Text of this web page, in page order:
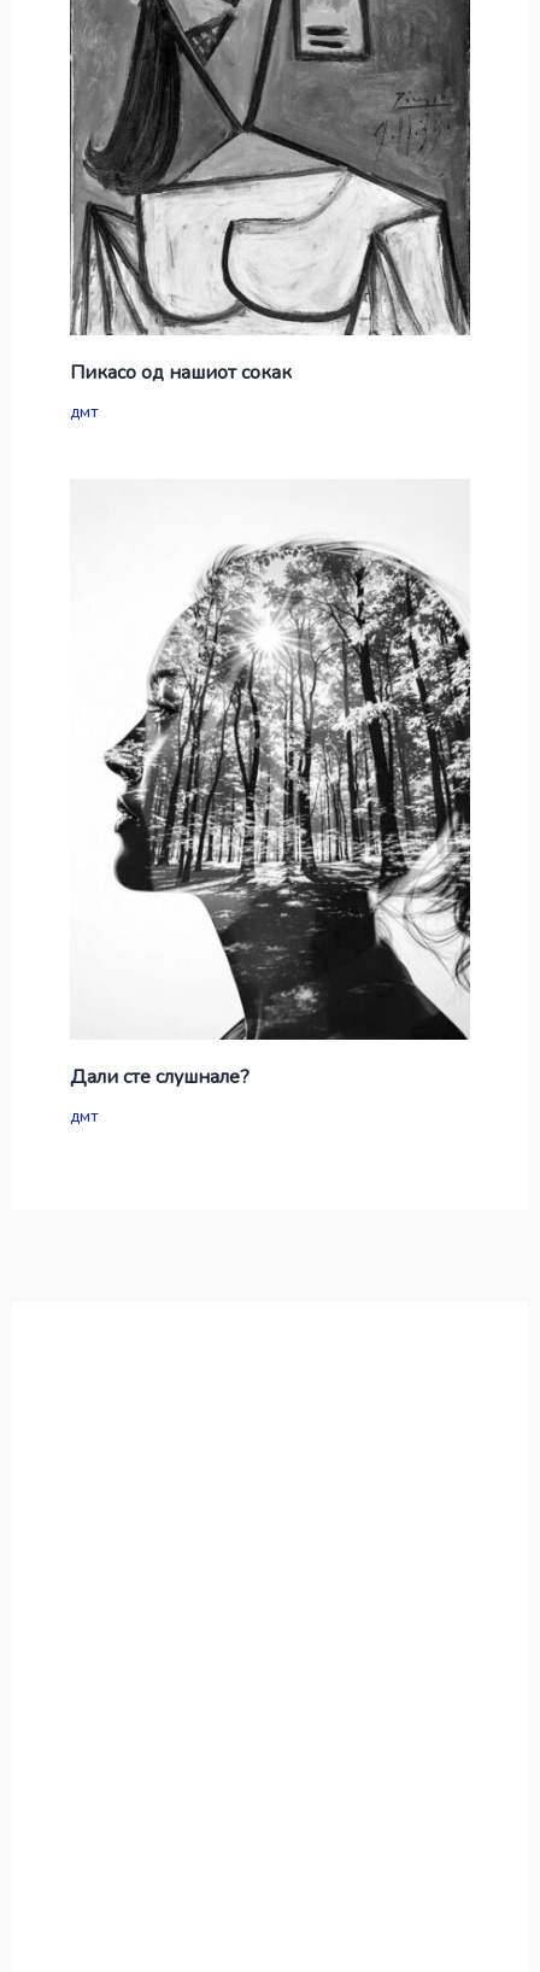
Пикасо од нашиот сокак
дмт
Дали сте слушнале?
дмт